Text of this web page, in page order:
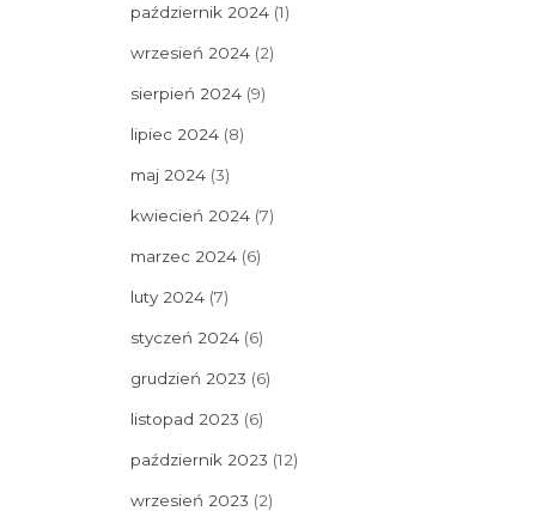
październik 2024 (1)
wrzesień 2024 (2)
sierpień 2024 (9)
lipiec 2024 (8)
maj 2024 (3)
kwiecień 2024 (7)
marzec 2024 (6)
luty 2024 (7)
styczeń 2024 (6)
grudzień 2023 (6)
listopad 2023 (6)
październik 2023 (12)
wrzesień 2023 (2)